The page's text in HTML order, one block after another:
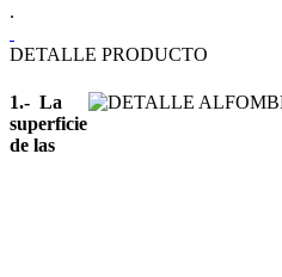
.
DETALLE PRODUCTO
1.- La
superficie
de las